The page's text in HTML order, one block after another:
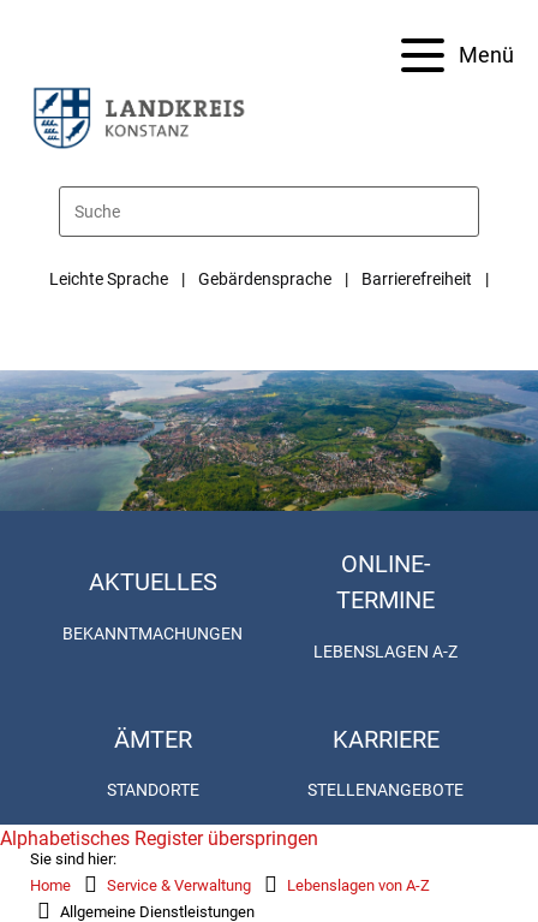
Menü
Leichte Sprache Gebärdensprache Barrierefreiheit
AKTUELLES
BEKANNTMACHUNGEN
ONLINE-
TERMINE
LEBENSLAGEN A-Z
ÄMTER
STANDORTE
KARRIERE
STELLENANGEBOTE
Sie sind hier:
Home
Service & Verwaltung
Lebenslagen von A-Z
Allgemeine Dienstleistungen
Alphabetisches Register überspringen